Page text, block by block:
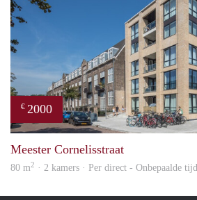
€ 2000
Meester Cornelisstraat
80 m2 · 2 kamers · Per direct - Onbepaalde tijd